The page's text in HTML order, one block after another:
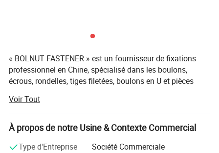
« BOLNUT FASTENER » est un fournisseur de fixations
professionnel en Chine, spécialisé dans les boulons,
écrous, rondelles, tiges filetées, boulons en U et pièces
échantillons du client. Notre usine "JIANGYIN
CHANGYUAN FASTENER Co., Ltd" est située dans la ville
de Jiangyin, province de Jiangsu.
Les produits d'exportation « BOLNUT FASTENER »
Voir Tout
À propos de notre Usine & Contexte Commercial
Type d'Entreprise
Société Commerciale